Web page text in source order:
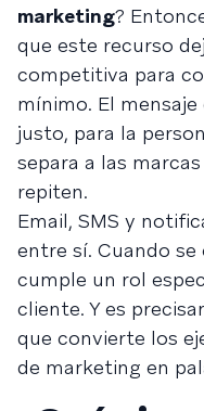
marketing?
que este recurso
competitiva para
mínimo. El
justo, para la
separa a las
repiten.
Email, SMS y
entre sí. Cuando
cumple un rol
cliente. Y es
que convierte los
de marketing en